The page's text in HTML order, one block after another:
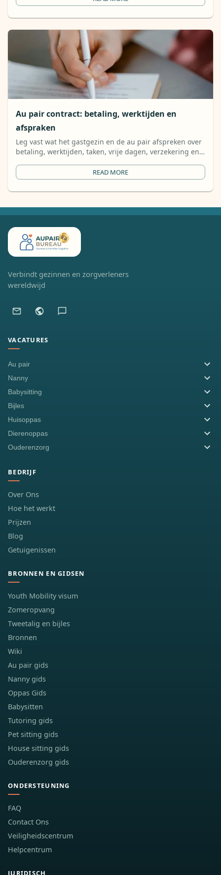
Au pair contract: betaling, werktijden en
afspraken
Leg vast wat het gastgezin en de au pair afspreken over
betaling, werktijden, taken, vrije dagen, verzekering en
READ MORE
Verbindt gezinnen en zorgverleners
wereldwijd
VACATURES
Au pair
Nanny
Babysitting
Bijles
Huisoppas
Dierenoppas
Ouderenzorg
BEDRIJF
Over Ons
Hoe het werkt
Prijzen
Blog
Getuigenissen
BRONNEN EN GIDSEN
Youth Mobility visum
Zomeropvang
Tweetalig en bijles
Bronnen
Wiki
Au pair gids
Nanny gids
Oppas Gids
Babysitten
Tutoring gids
Pet sitting gids
House sitting gids
Ouderenzorg gids
ONDERSTEUNING
FAQ
Contact Ons
Veiligheidscentrum
Helpcentrum
JURIDISCH